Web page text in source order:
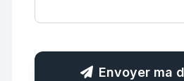
Envoyer ma